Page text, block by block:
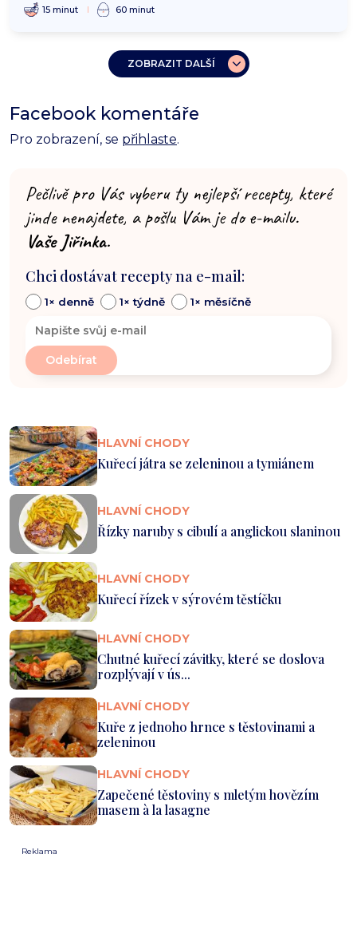
15 minut 60 minut
ZOBRAZIT DALŠÍ
Facebook komentáře
Pro zobrazení, se přihlaste.
Pečlivě pro Vás vyberu ty nejlepší recepty, které
jinde nenajdete, a pošlu Vám je do e-mailu.
Vaše Jiřinka.
Chci dostávat recepty na e-mail:
1× denně 1× týdně 1× měsíčně
HLAVNÍ CHODY
Kuřecí játra se zeleninou a tymiánem
HLAVNÍ CHODY
Řízky naruby s cibulí a anglickou slaninou
HLAVNÍ CHODY
Kuřecí řízek v sýrovém těstíčku
HLAVNÍ CHODY
Chutné kuřecí závitky, které se doslova
rozplývají v ús...
HLAVNÍ CHODY
Kuře z jednoho hrnce s těstovinami a
zeleninou
HLAVNÍ CHODY
Zapečené těstoviny s mletým hovězím
masem à la lasagne
Reklama